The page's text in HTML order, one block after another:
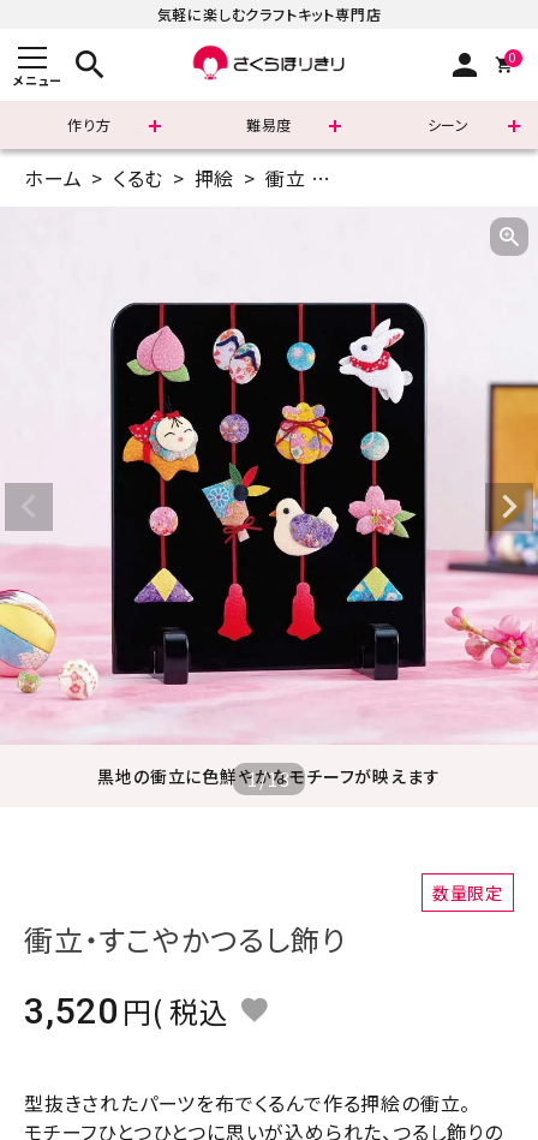
気軽に楽しむクラフトキット専門店
メニュー search person 0
作り方 難易度 シーン
まずはこちら
よくあるご質問
すべての商品
診断チャート
ジャンルで選ぶ
レビューを見る
コーポレートサイト
実店舗案内
介護施設関係の方へ
ACCOUNT MENU
meeting_room ログイン person 会員登録
ホーム くるむ 押絵 衝立
黒地の衝立に色鮮やかなモチーフが映えます
1/13
数量限定
衝立・すこやかつるし飾り
3,520
税込
型抜きされたパーツを布でくるんで作る押絵の衝立。
モチーフひとつひとつに思いが込められた、つるし飾りの